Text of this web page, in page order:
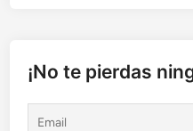
¡No te pierdas